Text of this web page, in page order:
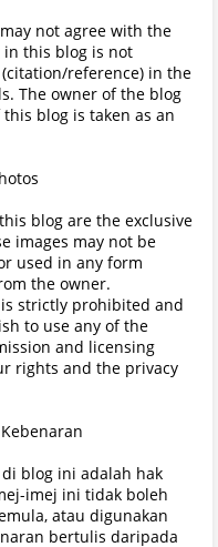
not agree with the
this blog is not
reference) in the
The owner of the blog
blog is taken as an
blog are the exclusive
images may not be
used in any form
the owner.
strictly prohibited and
to use any of the
and licensing
rights and the privacy
blog ini adalah hak
imej ini tidak boleh
atau digunakan
bertulis daripada